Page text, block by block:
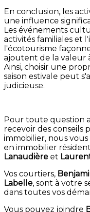
En conclusion, les
une influence
Les événements
activités familiales et
l'écotourisme
ajoutent de la valeur
Ainsi, choisir une
saison estivale peut
judicieuse.
Pour toute question
recevoir des conseils
immobilier, nous
en immobilier
Lanaudière et
Vos courtiers,
Labelle, sont à votre
dans toutes vos
Vous pouvez joindre